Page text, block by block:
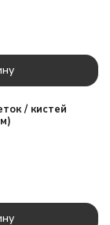
/ кистей